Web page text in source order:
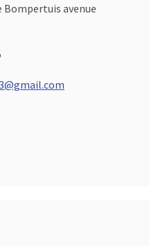
Bompertuis avenue